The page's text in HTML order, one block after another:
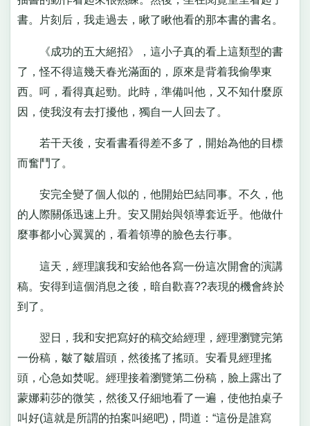
書。片刻后，我走過去，瞅了瞅他看的那本書的書名。
《成功的五大絕招》，這小子真的看上這類型的書
了，怪不得這幾天春光滿面的，原來是背着我偷學東
西。呵，看得真起勁。此時，準備叫他，又不知什麼原
因，使我沒有去打擾他，獨自一人回去了。
若干天後，安看書看得差不多了，開始為他的目標
而奮鬥了。
安完全變了個人似的，他開始巴結同事。不久，他
的人際關係迅速上升。安又開始與領導套近乎。他做什
麼事都小心翼翼的，看着領導的臉色去行事。
這天，經理讓我和安給他各寫一份這次開會的演講
稿。安得到這個消息之後，暗自歡喜??表現的機會終於
到了。
翌日，我和安把寫好的稿交給經理，經理瀏覽完第
一份稿，皺了皺眉頭，然後搖了搖頭。安看見經理搖
頭，心急如焚呢。經理接着瀏覽第二份稿，臉上露出了
蒙娜莉莎的微笑，然後又仔細地看了一遍，使他拍桌子
叫好(這就是所謂的拍案叫絕吧)，問道：“這份是誰寫